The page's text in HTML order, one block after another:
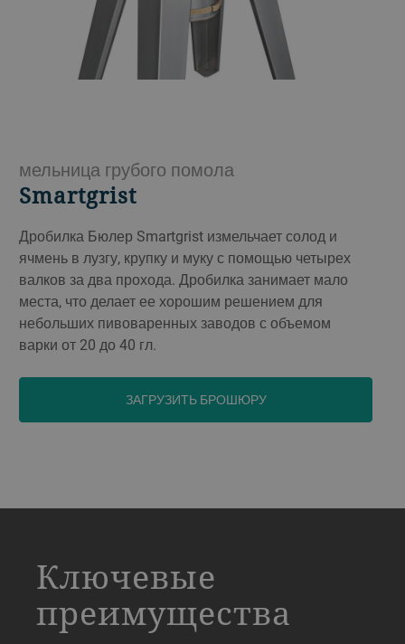
мельница грубого помола
Smartgrist
Дробилка Бюлер Smartgrist измельчает солод и
ячмень в лузгу, крупку и муку с помощью четырех
валков за два прохода. Дробилка занимает мало
места, что делает ее хорошим решением для
небольших пивоваренных заводов с объемом
варки от 20 до 40 гл.
ЗАГРУЗИТЬ БРОШЮРУ
Ключевые
преимущества